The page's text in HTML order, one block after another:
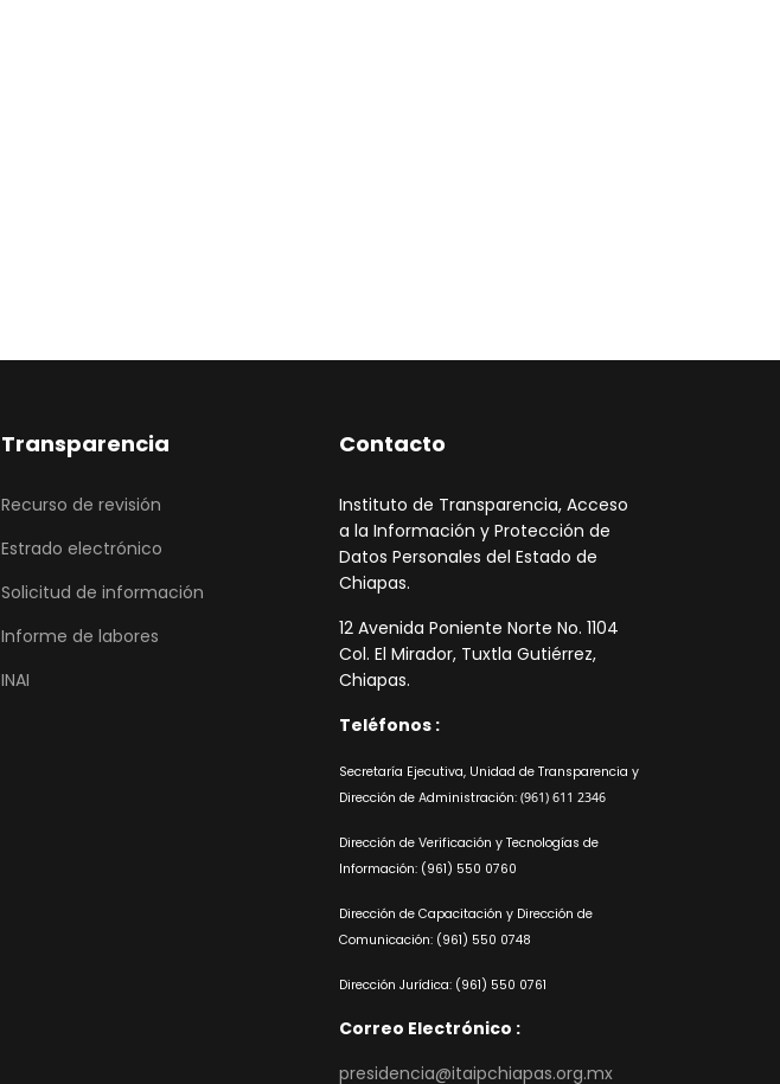
Transparencia
Recurso de revisión
Estrado electrónico
Solicitud de información
Informe de labores
INAI
Contacto
Instituto de Transparencia, Acceso
a la Información y Protección de
Datos Personales del Estado de
Chiapas.
12 Avenida Poniente Norte No. 1104
Col. El Mirador, Tuxtla Gutiérrez,
Chiapas.
Teléfonos :
Secretaría Ejecutiva, Unidad de Transparencia y
Dirección de Administración: (961) 611 2346
Dirección de Verificación y Tecnologías de
Información: (961) 550 0760
Dirección de Capacitación y Dirección de
Comunicación: (961) 550 0748
Dirección Jurídica: (961) 550 0761
Correo Electrónico :
presidencia@itaipchiapas.org.mx